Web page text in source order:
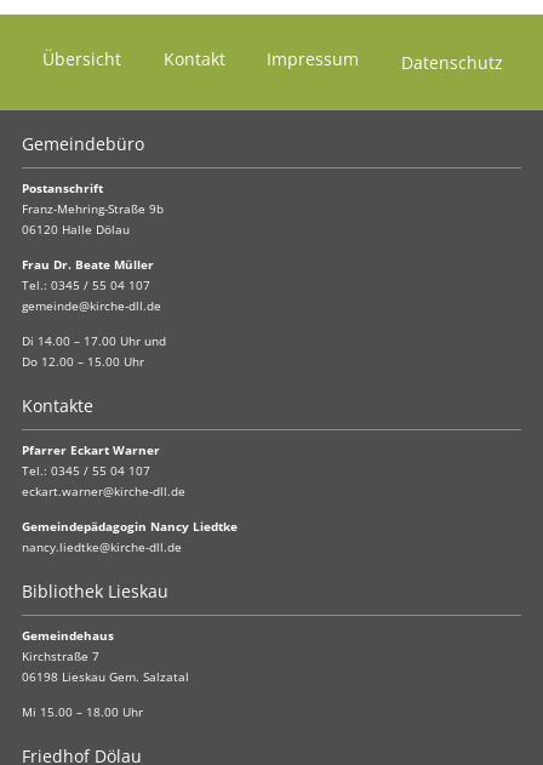
Übersicht Kontakt Impressum Datenschutz
Gemeindebüro
Postanschrift
Franz-Mehring-Straße 9b
06120 Halle Dölau
Frau Dr. Beate Müller
Tel.: 0345 / 55 04 107
gemeinde@kirche-dll.de
Di 14.00 – 17.00 Uhr und
Do 12.00 – 15.00 Uhr
Kontakte
Pfarrer Eckart Warner
Tel.: 0345 / 55 04 107
eckart.warner@kirche-dll.de
Gemeindepädagogin Nancy Liedtke
nancy.liedtke@kirche-dll.de
Bibliothek Lieskau
Gemeindehaus
Kirchstraße 7
06198 Lieskau Gem. Salzatal
Mi 15.00 – 18.00 Uhr
Friedhof Dölau